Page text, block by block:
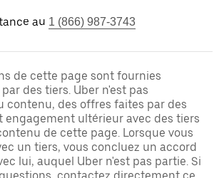
au 1 (866) 987-3743
de cette page sont fournies
des tiers. Uber n'est pas
contenu, des offres faites par des
engagement ultérieur avec des tiers
de cette page. Lorsque vous
un tiers, vous concluez un accord
lui, auquel Uber n'est pas partie. Si